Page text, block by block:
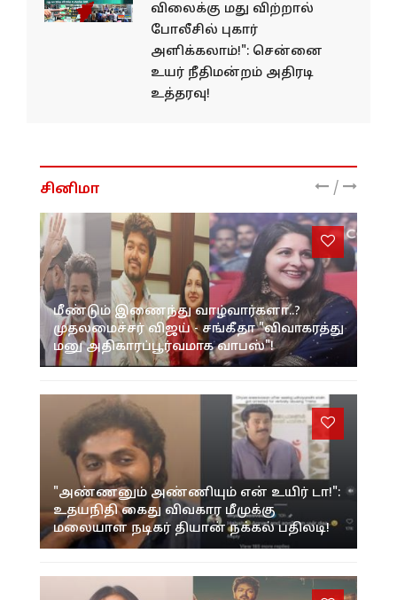
விலைக்கு மது விற்றால்
போலீசில் புகார்
அளிக்கலாம்!": சென்னை
உயர் நீதிமன்றம் அதிரடி
உத்தரவு!
சினிமா /
மீண்டும் இணைந்து வாழ்வார்களா..?
முதலமைச்சர் விஜய் - சங்கீதா "விவாகரத்து
மனு அதிகாரப்பூர்வமாக வாபஸ்"!
"அண்ணனும் அண்ணியும் என் உயிர் டா!":
உதயநிதி கைது விவகார மீமுக்கு
மலையாள நடிகர் தியான் நக்கல் பதிலடி!